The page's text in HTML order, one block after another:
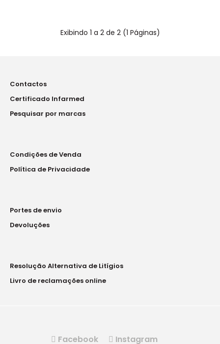
provisóriasTempSpan C&B é um compósito de
formulado especialmente para fazer restaurações
Exibindo 1 a 2 de 2 (1 Páginas)
Contactos
Certificado Infarmed
Pesquisar por marcas
Condições de Venda
Política de Privacidade
Portes de envio
Devoluções
Resolução Alternativa de Litígios
Livro de reclamações online
Facebook Instagram